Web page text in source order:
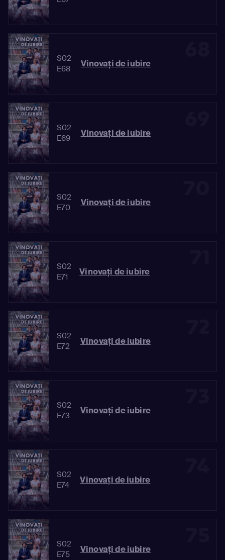
S02
E68
Vinovaţi de iubire
S02
E69
Vinovaţi de iubire
S02
E70
Vinovaţi de iubire
S02
E71
Vinovaţi de iubire
S02
E72
Vinovaţi de iubire
S02
E73
Vinovaţi de iubire
S02
E74
Vinovaţi de iubire
S02
E75
Vinovaţi de iubire